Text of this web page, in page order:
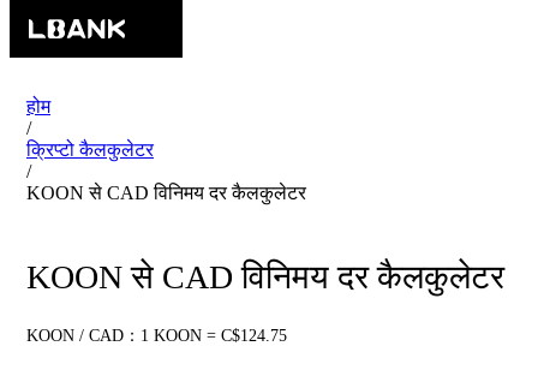
होम
/
क्रिप्टो कैलकुलेटर
/
KOON से CAD विनिमय दर कैलकुलेटर
KOON से CAD विनिमय दर कैलकुलेटर
KOON / CAD：1 KOON = C$124.75